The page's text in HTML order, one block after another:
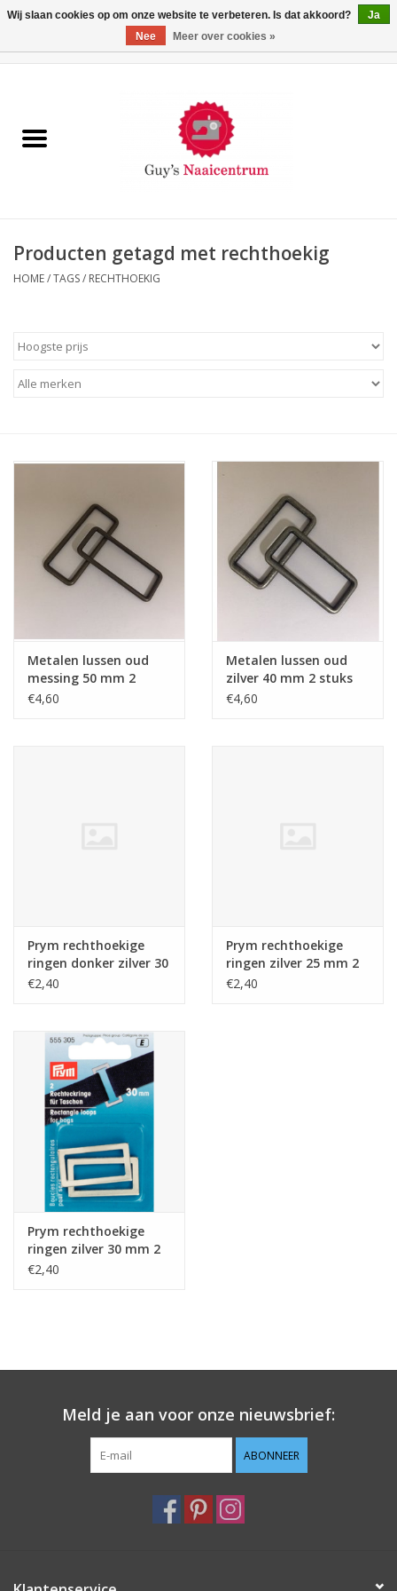
Machines
Paspoppen
Opbergsystemen
Breien en haken
Handwerk
Sale / Coupons
Producten getagd met rechthoekig
HOME/TAGS/ RECHTHOEKIG
Metalen lussen oud
messing 50 mm 2
stuks
€4,60
Metalen lussen oud
zilver 40 mm 2 stuks
€4,60
Prym rechthoekige
ringen donker zilver 30
mm 2 stuks
€2,40
Prym rechthoekige
ringen zilver 25 mm 2
st.
€2,40
Prym rechthoekige
ringen zilver 30 mm 2
stuks
€2,40
Meld je aan voor onze nieuwsbrief:
ABONNEER
Wij slaan cookies op om onze website te verbeteren. Is dat akkoord?
Ja
Nee
Meer over cookies »